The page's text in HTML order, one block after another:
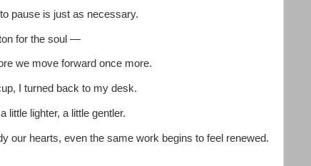
pause is just as necessary.
for the soul —
we move forward once more.
I turned back to my desk.
little lighter, a little gentler.
our hearts, even the same work begins to feel renewed.